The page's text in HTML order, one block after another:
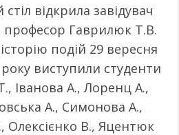
відкрила завідувач
професор Гаврилюк Т.В.
подій 29 вересня
виступили студенти
Іванова А., Лоренц А.,
А., Симонова А.,
Олексієнко В., Яцентюк